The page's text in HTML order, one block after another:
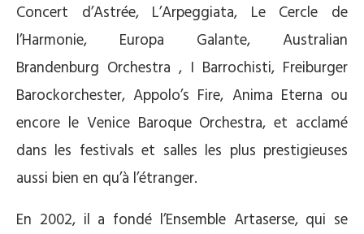
Concert d’Astrée, L’Arpeggiata, Le Cercle de
l’Harmonie, Europa Galante, Australian
Brandenburg Orchestra , I Barrochisti, Freiburger
Barockorchester, Appolo’s Fire, Anima Eterna ou
encore le Venice Baroque Orchestra, et acclamé
dans les festivals et salles les plus prestigieuses
aussi bien en qu’à l’étranger.
En 2002, il a fondé l’Ensemble Artaserse, qui se